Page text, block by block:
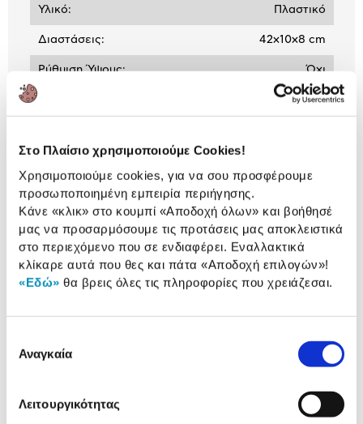
Στο Πλαίσιο χρησιμοποιούμε Cookies!
Χρησιμοποιούμε cookies, για να σου προσφέρουμε
προσωποποιημένη εμπειρία περιήγησης.
Κάνε «κλικ» στο κουμπί «Αποδοχή όλων» και βοήθησέ
μας να προσαρμόσουμε τις προτάσεις μας αποκλειστικά
στο περιεχόμενο που σε ενδιαφέρει. Εναλλακτικά
κλίκαρε αυτά που θες και πάτα «Αποδοχή επιλογών»!
«Εδώ» θα βρεις όλες τις πληροφορίες που χρειάζεσαι.
συγκατάθεσης
Αναγκαία
Λειτουργικότητας
Υλικό: Πλαστικό
Διαστάσεις: 42x10x8 cm
Ρύθμιση Ύψους: Όχι
παρουσίαση
Αναλυτική παρουσίαση
Προδιαγραφές
προϊόντος
Χαρακτηριστικά
Αξιολογήσεις
Αξιολογήσεις